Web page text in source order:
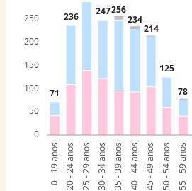
71
236
247256
234
214
125
78
0
50
100
150
200
250
0 - 19 anos 20 - 24 anos 25 - 29 anos30 - 34 anos 35 - 39 anos 40 - 44 anos45 - 49 anos 50 - 54 anos 55 - 59 anos